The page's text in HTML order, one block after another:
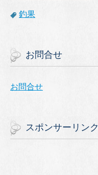
釣果
お問合せ
お問合せ
スポンサーリンク